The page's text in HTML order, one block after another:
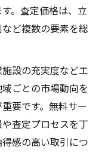
。査定価格は、立
ど複数の要素を総
設の充実度などエ
ごとの市場動向を
要です。無料サー
査定プロセスを丁
感の高い取引につ